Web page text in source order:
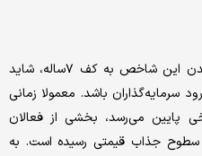
کاهش ارزش دلاری بازار سهام و رسیدن این شاخص به کف ۷ساله، شاید
سرمایه‌گذاران باشد. معمولا زمانی
پایین می‌رسد، بخشی از فعالان
سطوح جذاب قیمتی رسیده است. به